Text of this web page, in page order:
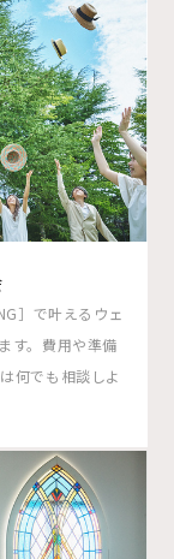
］で叶えるウェ
す。費用や準備
何でも相談しよ